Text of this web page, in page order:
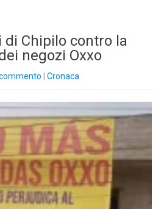
Chipilo contro la
negozi Oxxo
Cronaca